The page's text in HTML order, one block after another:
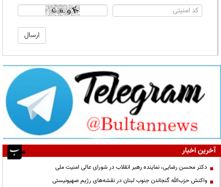
آخرین اخبار
دکتر محسن رضایی، نماینده رهبر انقلاب در شورای عالی امنیت ملی
واکنش حزب‌الله گنجاندن جنوب لبنان در نقشه‌های رژیم صهیونیستی